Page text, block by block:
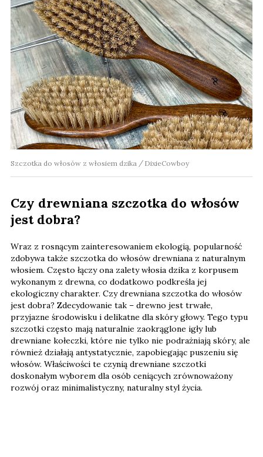
Szczotka do włosów z włosiem dzika DixieCowboy
Czy drewniana szczotka do włosów
jest dobra?
Wraz z rosnącym zainteresowaniem ekologią, popularność
zdobywa także szczotka do włosów drewniana z naturalnym
włosiem. Często łączy ona zalety włosia dzika z korpusem
wykonanym z drewna, co dodatkowo podkreśla jej
ekologiczny charakter. Czy drewniana szczotka do włosów
jest dobra? Zdecydowanie tak – drewno jest trwałe,
przyjazne środowisku i delikatne dla skóry głowy. Tego typu
szczotki często mają naturalnie zaokrąglone igły lub
drewniane kołeczki, które nie tylko nie podrażniają skóry, ale
również działają antystatycznie, zapobiegając puszeniu się
włosów. Właściwości te czynią drewniane szczotki
doskonałym wyborem dla osób ceniących zrównoważony
rozwój oraz minimalistyczny, naturalny styl życia.